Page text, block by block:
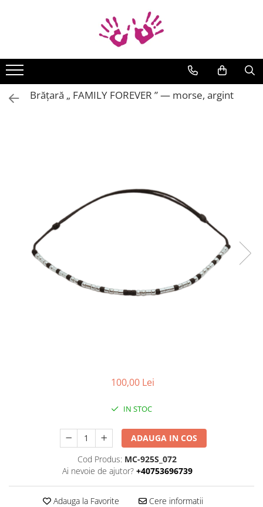
Braille
Cod Binar
Cod MorseBrățară „ FAMILY FOREVER ” — morse, argint
100,00 Lei
IN STOC
ADAUGA IN COS
Cod Produs: MC-925S_072
Ai nevoie de ajutor? +40753696739
Adauga la Favorite Cere informatii